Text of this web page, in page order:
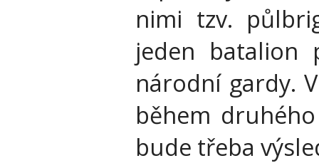
nimi tzv.
jeden batalion
národní gardy.
během
bude třeba